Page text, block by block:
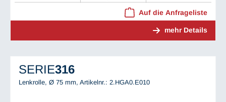
Auf die Anfrageliste
mehr Details
SERIE316
Lenkrolle, Ø 75 mm, Artikelnr.: 2.HGA0.E010